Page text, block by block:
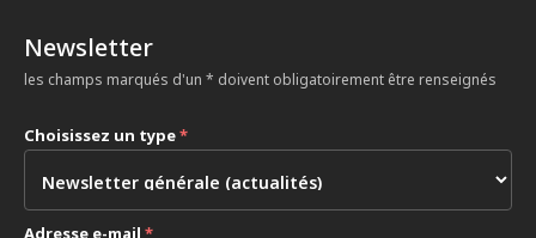
Newsletter
les champs marqués d'un * doivent obligatoirement être renseignés
Choisissez un type*
Adresse e-mail *